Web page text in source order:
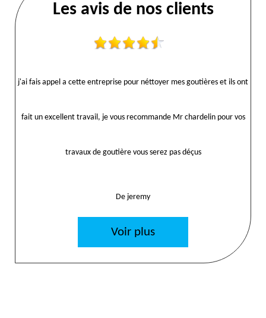
Les avis de nos clients
j'ai fais appel a cette entreprise pour néttoyer mes goutières et ils ont
fait un excellent travail, je vous recommande Mr chardelin pour vos
travaux de goutière vous serez pas déçus
De jeremy
Voir plus